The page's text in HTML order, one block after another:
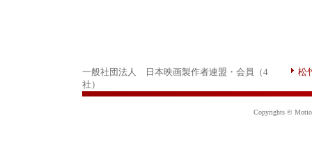
一般社団法人 日本映画製作者連盟・会員（4
社）
松
Copyrights ©